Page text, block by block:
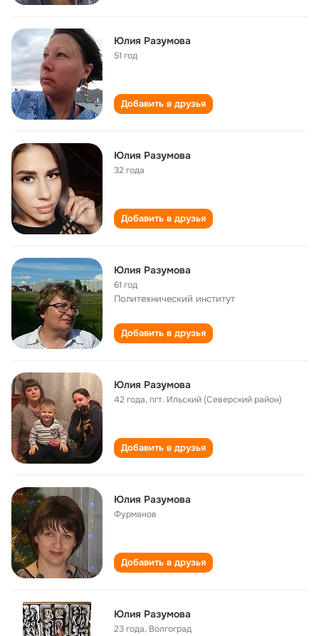
Юлия Разумова
51 год
Добавить в друзья
Юлия Разумова
32 года
Добавить в друзья
Юлия Разумова
61 год
Политехнический институт
Добавить в друзья
Юлия Разумова
42 года,пгт. Ильский (Северский район)
Добавить в друзья
Юлия Разумова
Фурманов
Добавить в друзья
Юлия Разумова
23 года, Волгоград